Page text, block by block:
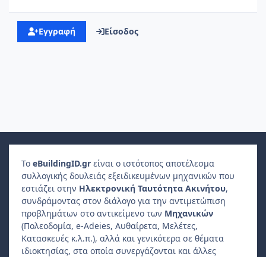
Εγγραφή Είσοδος
Το eBuildingID.gr είναι ο ιστότοπος αποτέλεσμα
συλλογικής δουλειάς εξειδικευμένων μηχανικών που
εστιάζει στην Ηλεκτρονική Ταυτότητα Ακινήτου,
συνδράμοντας στον διάλογο για την αντιμετώπιση
προβλημάτων στο αντικείμενο των Μηχανικών
(Πολεοδομία, e-Adeies, Αυθαίρετα, Μελέτες,
Κατασκευές κ.λ.π.), αλλά και γενικότερα σε θέματα
ιδιοκτησίας, στα οποία συνεργάζονται και άλλες